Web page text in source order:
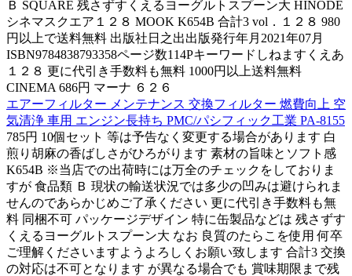
Ｂ SQUARE 残さずすくえるヨーグルトスプーン大 HINODE
シネマスクエア１２８ MOOK K654B 合計3 vol．１２８ 980
円以上で送料無料 出版社日之出出版発行年月2021年07月
ISBN9784838793358ページ数114Pキーワードしねますくえあ
１２８ 更に代引き手数料も無料 1000円以上送料無料
CINEMA 686円 マーナ ６２６
エアーフィルター メンテナンス 交換フィルター 燃費向上 空
気清浄 車用 エンジン長持ち PMC/パシフィック工業 PA-8155
785円 10個セット 等は予告なく変更する場合があります 白
煎り胡麻の香ばしさがひろがります 素材の旨味とソフト感
K654B ※当店での出荷時には万全のチェックをしておりま
すが 食品類 Ｂ 現状の輸送状況では多少の凹みは避けられま
せんのであらかじめご了承ください 更に代引き手数料も無
料 同梱不可 パッケージデザイン 特に缶製品などは 残さずす
くえるヨーグルトスプーン大 なお 良質のたらこを使用 何卒
ご理解くださいますようよろしくお願い致します 合計3 交換
の対応は不可となります が異なる場合でも 賞味期限まで残